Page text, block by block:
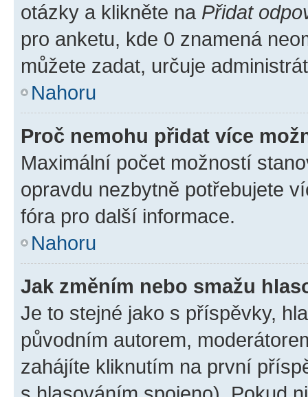
otázky a klikněte na Přidat
pro anketu, kde 0 znamená
můžete zadat, určuje
Nahoru
Proč nemohu přidat více
Maximální počet možností
opravdu nezbytně potřebujete
fóra pro další informace.
Nahoru
Jak změním nebo smažu
Je to stejné jako s příspěvky,
původním autorem,
zahájíte kliknutím na první